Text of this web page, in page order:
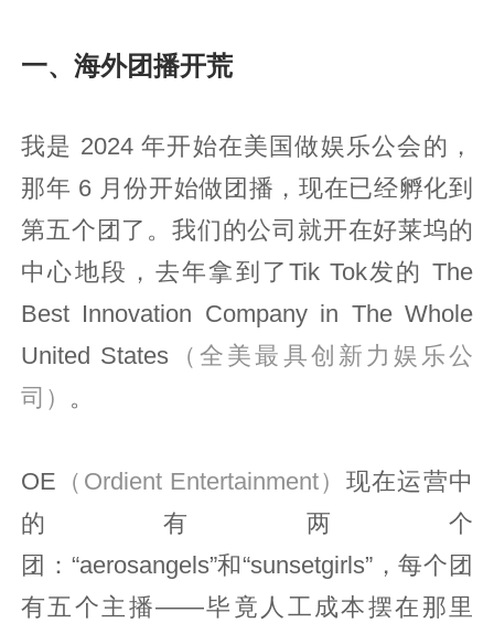
一、海外团播开荒
我是 2024 年开始在美国做娱乐公会的，
那年 6 月份开始做团播，现在已经孵化到
第五个团了。我们的公司就开在好莱坞的
中心地段，去年拿到了Tik Tok发的 The
Best Innovation Company in The Whole
United States （全美最具创新力娱乐公
司） 。
OE （Ordient Entertainment） 现在运营中
的有两个
团：“aerosangels”和“sunsetgirls”，每个团
有五个主播——毕竟人工成本摆在那里